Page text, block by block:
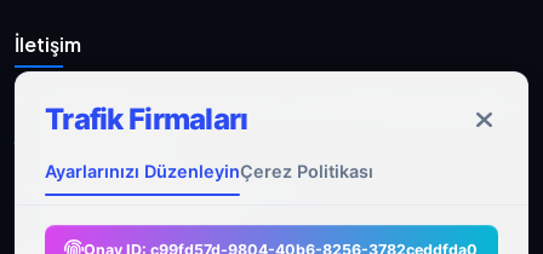
İletişim
Aşağı Eğlence, Fener Yolu Sk. 2-18, 06010 Keçiören/Ankara
ahmet@gocmenasfaltyol.com.tr
Pzt-Cmt: 09:00 - 21:00
Trafik Firmaları
Ayarlarınızı DüzenleyinÇerez Politikası
Onay ID: c99fd57d-9804-40b6-8256-3782ceddfda0